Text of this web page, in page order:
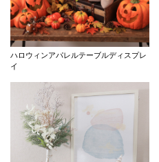
ハロウィンアパレルテーブルディスプレ
イ